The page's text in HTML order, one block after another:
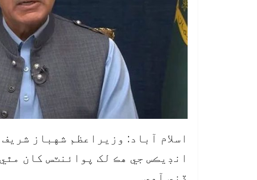
انڊيڪس جي هڪ لک پوائنٽس کان